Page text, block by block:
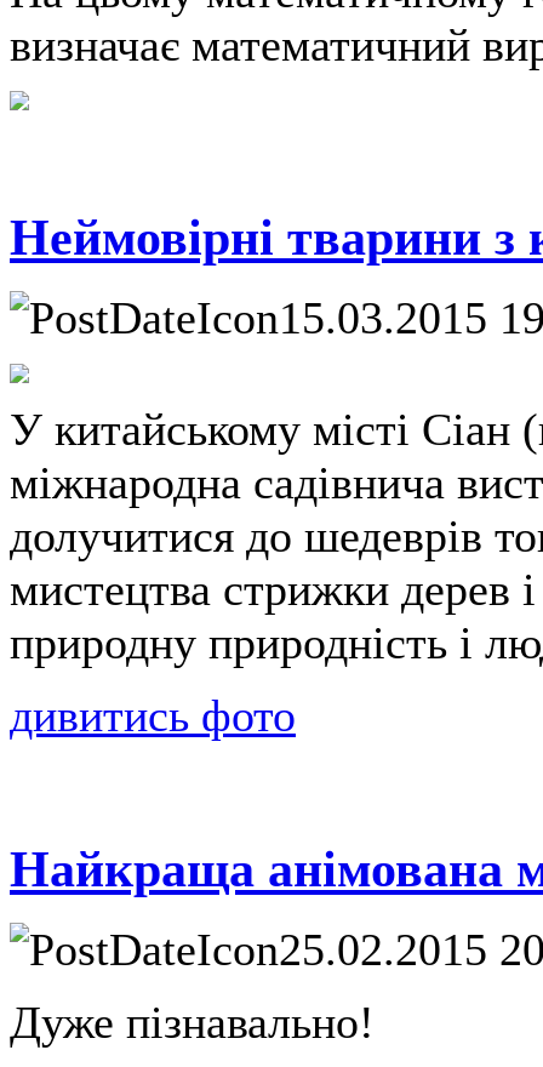
визначає математичний
Неймовірні тварини з
15.03.2015
У китайському місті Сіан
міжнародна садівнича
долучитися до шедеврів
мистецтва стрижки дерев
природну природність і
дивитись фото
Найкраща анімована
25.02.2015
Дуже пізнавально!